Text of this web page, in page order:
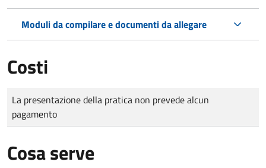
Moduli da compilare e documenti da allegare
Costi
Tipo di pagamento
Importo
La presentazione della pratica non prevede alcun
pagamento
Cosa serve